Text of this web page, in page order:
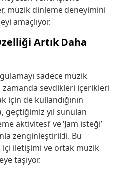
müzik dinleme deneyimini
amaçlıyor.
Artık Daha
sadece müzik
zamanda sevdikleri içerikleri
için de kullandığının
geçtiğimiz yıl sunulan
aktivitesi’ ve ‘Jam isteği’
zenginleştirildi. Bu
iletişimi ve ortak müzik
taşıyor.